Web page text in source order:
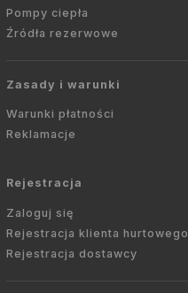
Pompy ciepła
Źródła rezerwowe
Zasady i warunki
Warunki płatności
Reklamacje
Rejestracja
Zaloguj się
Rejestracja klienta hurtowego
Rejestracja dostawcy